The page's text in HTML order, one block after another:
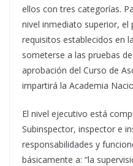
ellos con tres categorías.
nivel inmediato superior, el
requisitos establecidos en
someterse a las pruebas
aprobación del Curso de
impartirá la Academia
El nivel ejecutivo está
Subinspector, inspector e
responsabilidades y
básicamente a: “la